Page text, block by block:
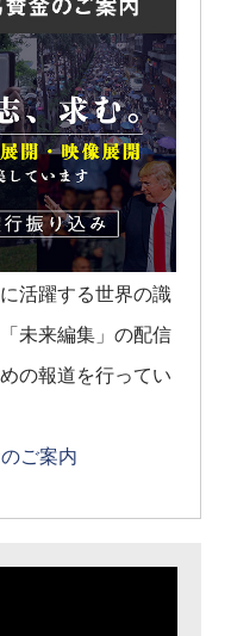
活躍する世界の識
未来編集」の配信
の報道を行ってい
ご案内